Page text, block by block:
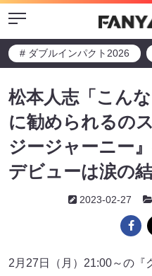
Menu
# ダブルインパクト2026
松本人志「こん
に勧められるの
ジージャーニー
デビューは涙の
2023-02-27
2月27日（月）21:00～の『